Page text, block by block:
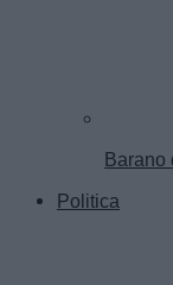
Barano
Politica